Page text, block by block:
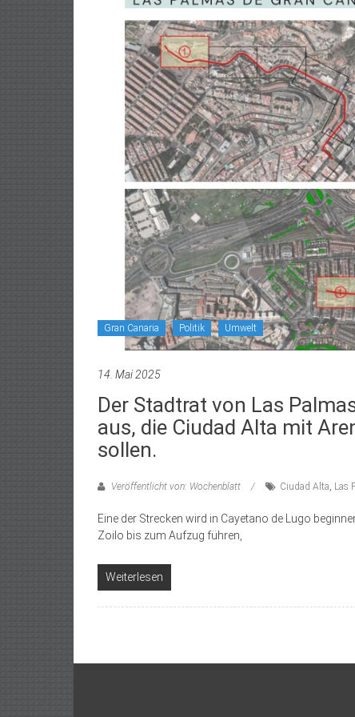
Gran Canaria Politik Umwelt
14. Mai 2025
Der Stadtrat von Las
aus, die Ciudad Alta mit
sollen.
Veröffentlicht von: Wochenblatt Ciudad Alta Las
Eine der Strecken wird in Cayetano de Lugo
Zoilo bis zum Aufzug führen,
Weiterlesen